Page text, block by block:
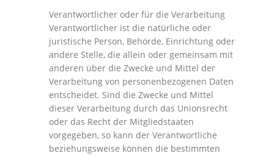
Verantwortlicher oder für die Verarbeitung
Verantwortlicher ist die natürliche oder
juristische Person, Behörde, Einrichtung oder
andere Stelle, die allein oder gemeinsam mit
anderen über die Zwecke und Mittel der
Verarbeitung von personenbezogenen Daten
entscheidet. Sind die Zwecke und Mittel
dieser Verarbeitung durch das Unionsrecht
oder das Recht der Mitgliedstaaten
vorgegeben, so kann der Verantwortliche
beziehungsweise können die bestimmten